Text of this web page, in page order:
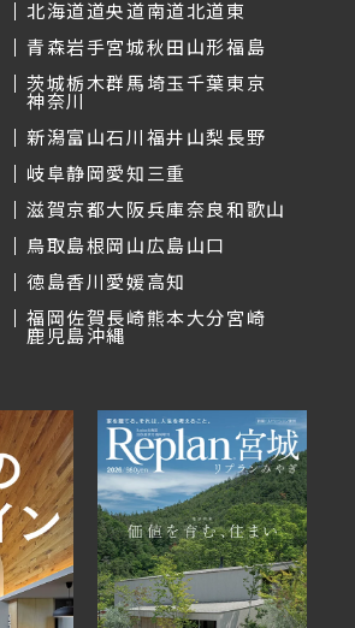
北海道道央道南道北道東
青森岩手宮城秋田山形福島
茨城栃木群馬埼玉千葉東京
神奈川
新潟富山石川福井山梨長野
岐阜静岡愛知三重
滋賀京都大阪兵庫奈良和歌山
鳥取島根岡山広島山口
徳島香川愛媛高知
福岡佐賀長崎熊本大分宮崎
鹿児島沖縄